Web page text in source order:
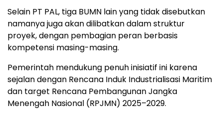
Selain PT PAL, tiga BUMN lain yang tidak disebutkan
namanya juga akan dilibatkan dalam struktur
proyek, dengan pembagian peran berbasis
kompetensi masing-masing.
Pemerintah mendukung penuh inisiatif ini karena
sejalan dengan Rencana Induk Industrialisasi Maritim
dan target Rencana Pembangunan Jangka
Menengah Nasional (RPJMN) 2025–2029.